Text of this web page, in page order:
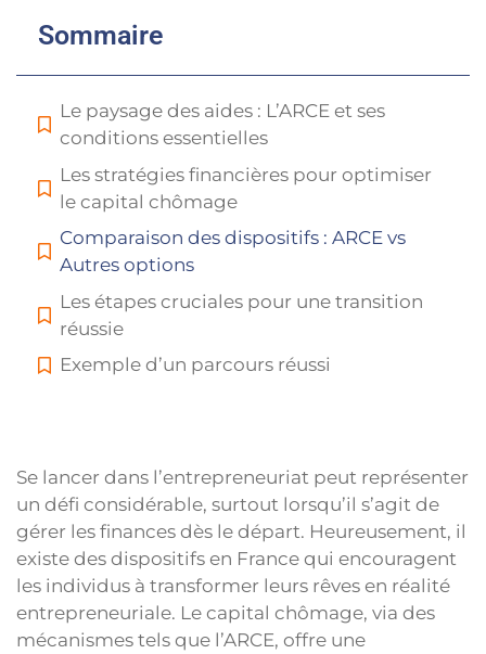
Sommaire
Le paysage des aides : L’ARCE et ses
conditions essentielles
Les stratégies financières pour optimiser
le capital chômage
Comparaison des dispositifs : ARCE vs
Autres options
Les étapes cruciales pour une transition
réussie
Exemple d’un parcours réussi
Se lancer dans l’entrepreneuriat peut représenter
un défi considérable, surtout lorsqu’il s’agit de
gérer les finances dès le départ. Heureusement, il
existe des dispositifs en France qui encouragent
les individus à transformer leurs rêves en réalité
entrepreneuriale. Le capital chômage, via des
mécanismes tels que l’ARCE, offre une